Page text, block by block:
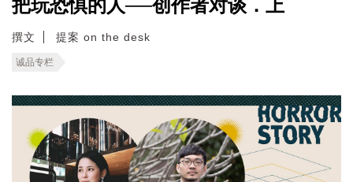
把玩恐惧的人──创作者对谈．上
撰文 提案 on the desk
诚品专栏